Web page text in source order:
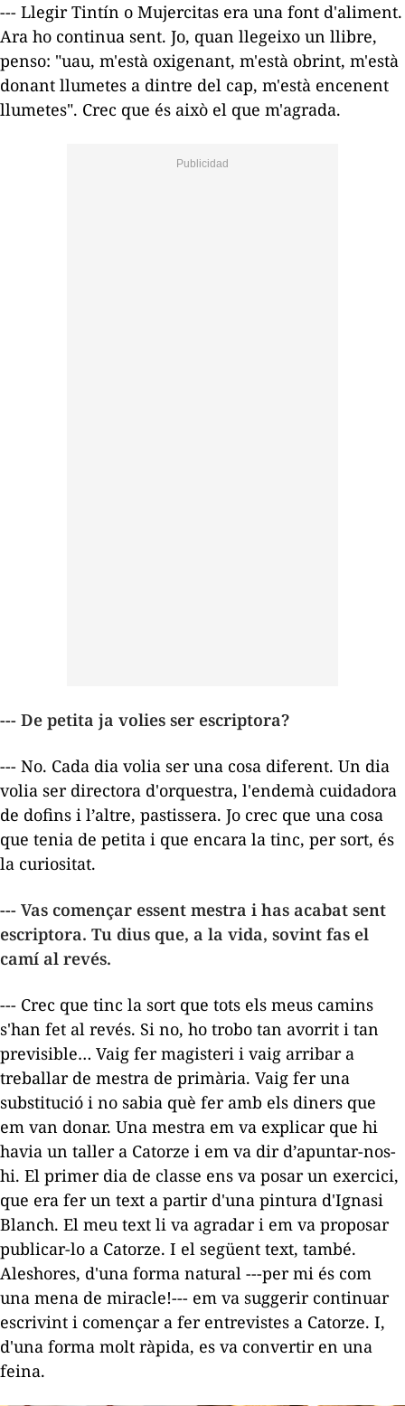
--- LlegirTintín o Mujercitas era una font d'aliment.
Ara ho continua sent. Jo, quan llegeixo un llibre,
penso: "uau, m'està oxigenant, m'està obrint, m'està
donant llumetes a dintre del cap, m'està encenent
llumetes". Crec que és això el que m'agrada.
--- De petita ja volies ser escriptora?
--- No. Cada dia volia ser una cosa diferent. Un dia
volia ser directora d'orquestra, l'endemà cuidadora
de dofins i l’altre, pastissera. Jo crec que una cosa
que tenia de petita i que encara la tinc, per sort, és
la curiositat.
--- Vas començar essent mestra i has acabat sent
escriptora. Tu dius que, a la vida, sovint fas el
camí al revés.
--- Crec que tinc la sort que tots els meus camins
s'han fet al revés. Si no, ho trobo tan avorrit i tan
previsible… Vaig fer magisteri i vaig arribar a
treballar de mestra de primària. Vaig fer una
substitució i no sabia què fer amb els diners que
em van donar. Una mestra em va explicar que hi
havia un taller a Catorze i em va dir d’apuntar-nos-
hi. El primer dia de classe ens va posar un exercici,
que era fer un text a partir d'una pintura d'Ignasi
Blanch. El meu text li va agradar i em va proposar
publicar-lo a Catorze. I el següent text, també.
Aleshores, d'una forma natural ---per mi és com
una mena de miracle!--- em va suggerir continuar
escrivint i començar a fer entrevistes a Catorze. I,
d'una forma molt ràpida, es va convertir en una
feina.